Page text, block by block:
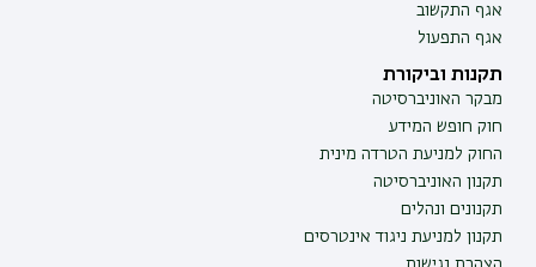
אגף התקשוב
אגף התפעול
תקנות וביקורת
מבקר האוניברסיטה
חוק חופש המידע
החוק למניעת הטרדה מינית
תקנון האוניברסיטה
תקנונים ונהלים
תקנון למניעת ניגוד אינטרסים